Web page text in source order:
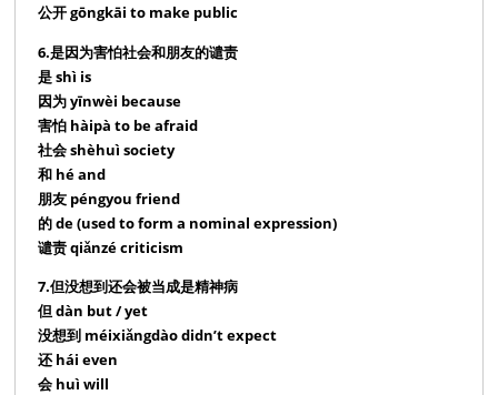
公开 gōngkāi to make public
6.是因为害怕社会和朋友的谴责
是 shì is
因为 yīnwèi because
害怕 hàipà to be afraid
社会 shèhuì society
和 hé and
朋友 péngyou friend
的 de (used to form a nominal expression)
谴责 qiǎnzé criticism
7.但没想到还会被当成是精神病
但 dàn but / yet
没想到 méixiǎngdào didn’t expect
还 hái even
会 huì will